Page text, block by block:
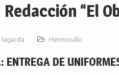
“El
Hermosillo
ENTREGA DE